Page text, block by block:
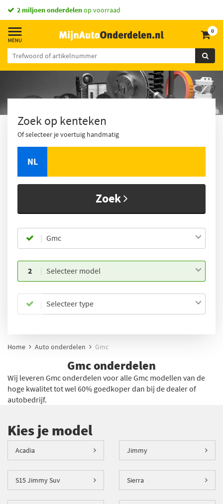
2 miljoen onderdelenop voorraad
0
Zoek op kenteken
Of selecteer je voertuig handmatig
NL
Zoek
Gmc
2 Selecteer model
Selecteer type
Home Auto onderdelen Gmc
Gmc onderdelen
Wij leveren Gmc onderdelen voor alle Gmc modellen van de
hoge kwalitet tot wel 60% goedkoper dan bij de dealer of
autobedrijf.
Kies je model
Acadia Jimmy
S15 Jimmy Suv Sierra